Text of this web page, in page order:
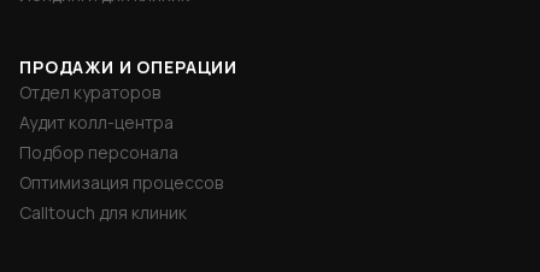
ПРОДАЖИ И ОПЕРАЦИИ
Отдел кураторов
Аудит колл-центра
Подбор персонала
Оптимизация процессов
Calltouch для клиник